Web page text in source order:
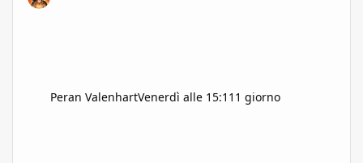
Peran ValenhartVenerdì alle 15:11 1 giorno